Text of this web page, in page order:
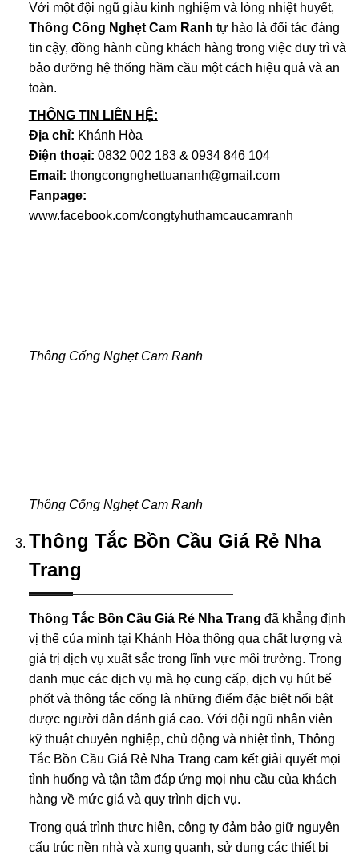
Với một đội ngũ giàu kinh nghiệm và lòng nhiệt huyết,
Thông Cống Nghẹt Cam Ranh tự hào là đối tác đáng
tin cậy, đồng hành cùng khách hàng trong việc duy trì và
bảo dưỡng hệ thống hầm cầu một cách hiệu quả và an
toàn.
THÔNG TIN LIÊN HỆ:
Địa chỉ: Khánh Hòa
Điện thoại: 0832 002 183 & 0934 846 104
Email: thongcongnghettuananh@gmail.com
Fanpage:
www.facebook.com/congtyhuthamcaucamranh
Thông Cống Nghẹt Cam Ranh
Thông Cống Nghẹt Cam Ranh
Thông Tắc Bồn Cầu Giá Rẻ Nha
Trang
Thông Tắc Bồn Cầu Giá Rẻ Nha Trang đã khẳng định
vị thế của mình tại Khánh Hòa thông qua chất lượng và
giá trị dịch vụ xuất sắc trong lĩnh vực môi trường. Trong
danh mục các dịch vụ mà họ cung cấp, dịch vụ hút bể
phốt và thông tắc cống là những điểm đặc biệt nổi bật
được người dân đánh giá cao. Với đội ngũ nhân viên
kỹ thuật chuyên nghiệp, chủ động và nhiệt tình, Thông
Tắc Bồn Cầu Giá Rẻ Nha Trang cam kết giải quyết mọi
tình huống và tận tâm đáp ứng mọi nhu cầu của khách
hàng về mức giá và quy trình dịch vụ.
Trong quá trình thực hiện, công ty đảm bảo giữ nguyên
cấu trúc nền nhà và xung quanh, sử dụng các thiết bị